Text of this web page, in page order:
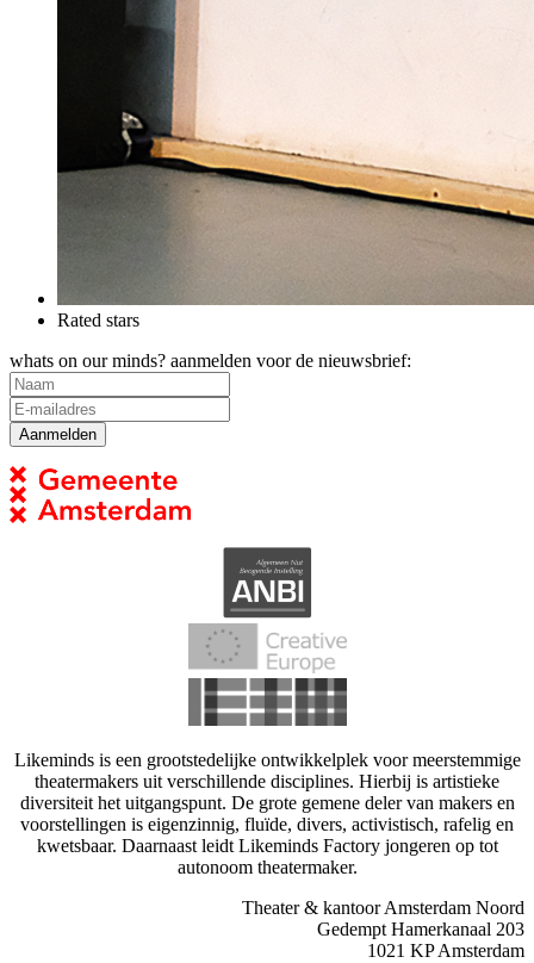
Rated stars
whats on our minds? aanmelden voor de nieuwsbrief:
Likeminds is een grootstedelijke ontwikkelplek voor meerstemmige
theatermakers uit verschillende disciplines. Hierbij is artistieke
diversiteit het uitgangspunt. De grote gemene deler van makers en
voorstellingen is eigenzinnig, fluïde, divers, activistisch, rafelig en
kwetsbaar. Daarnaast leidt Likeminds Factory jongeren op tot
autonoom theatermaker.
Theater & kantoor Amsterdam Noord
Gedempt Hamerkanaal 203
1021 KP Amsterdam